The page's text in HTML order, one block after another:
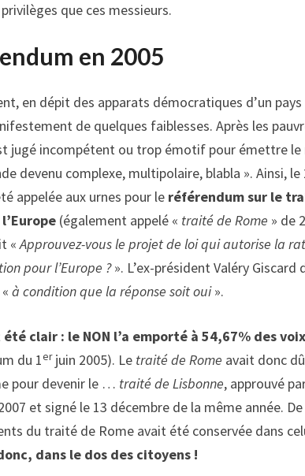
que ces messieurs.
en 2005
en dépit des apparats démocratiques d’un
de quelques faiblesses. Après les
jugé incompétent ou trop émotif pour émettre le
devenu complexe, multipolaire, blabla ». Ainsi, le
appelée aux urnes pour le référendum sur le
(également appelé « traité de Rome » de
«Approuvez-vous le projet de loi qui autorise la
pour l’Europe ?». L’ex-président Valéry Giscard
à condition que la réponse soit oui».
clair : le NON l’a emporté à 54,67% des voix
du 1erjuin 2005). Le traité de Rome avait donc
pour devenir le … traité de Lisbonne, approuvé
et signé le 13 décembre de la même année.
du traité de Rome avait été conservée dans
dans le dos des citoyens !